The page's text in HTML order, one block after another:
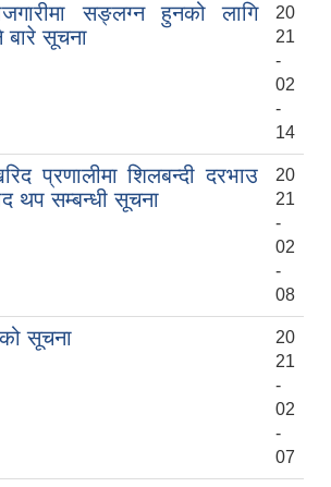
सङ्लग्न हुनको लागि
बारे सूचना
20
21
-
02
-
14
प्रणालीमा शिलबन्दी दरभाउ
थप सम्बन्धी सूचना
20
21
-
02
-
08
सूचना
20
21
-
02
-
07